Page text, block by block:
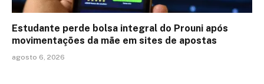
Estudante perde bolsa integral do Prouni após
movimentações da mãe em sites de apostas
agosto 6, 2026